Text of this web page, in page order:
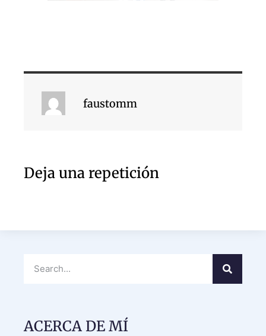
faustomm
Deja una repetición
ACERCA DE MÍ